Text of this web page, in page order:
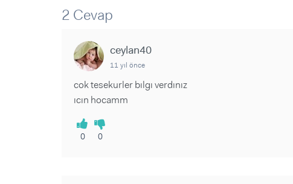
2 Cevap
ceylan40
11 yıl önce
cok tesekurler bılgı verdınız
ıcın hocamm
0 0